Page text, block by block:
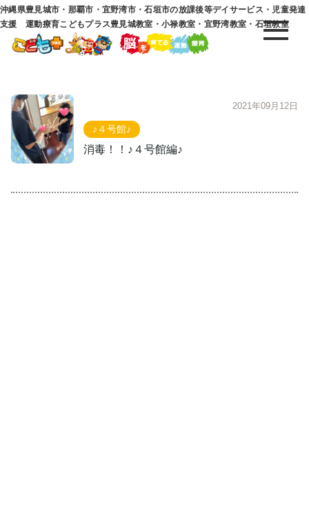
沖縄県豊見城市・那覇市・宜野湾市・石垣市の放課後等デイサービス・児童発達
支援 運動療育こどもプラス豊見城教室・小禄教室・宜野湾教室・石垣教室
♪４号館♪
消毒！！♪４号館編♪
2021年09月12日